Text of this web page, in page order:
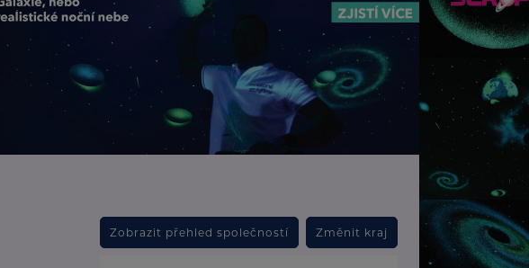
Zobrazit přehled společností Změnit kraj